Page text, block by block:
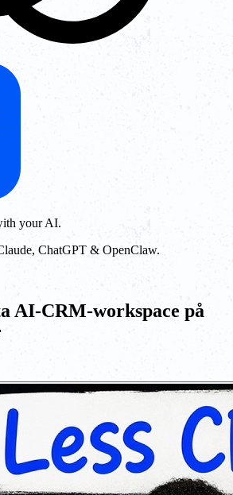
your AI.
ChatGPT & OpenClaw.
AI-CRM-workspace på